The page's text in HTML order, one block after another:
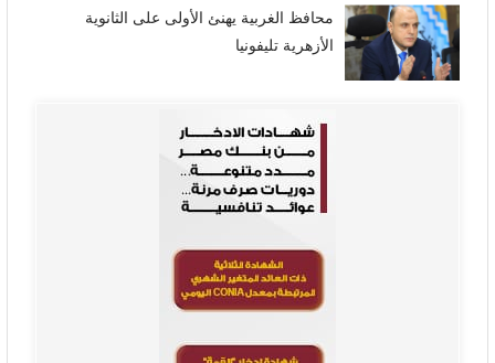
محافظ الغربية يهنئ الأولى على الثانوية
الأزهرية تليفونيا